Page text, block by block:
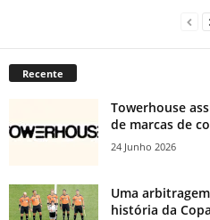
Recente
Towerhouse
de marcas de
24 Junho 2026
Uma
história da